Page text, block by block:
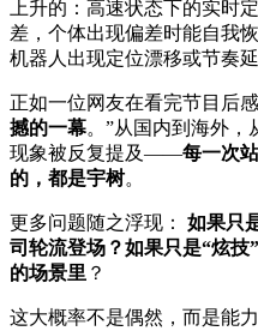
上升的：高速状态下的实时
差，个体出现偏差时能自我
机器人出现定位漂移或节奏
正如一位网友在看完节目后
撼的一幕。”从国内到海外，
现象被反复提及——每一次
的，都是宇树。
更多问题随之浮现： 如果只
司轮流登场？如果只是“炫
的场景里 ？
这大概率不是偶然，而是能力